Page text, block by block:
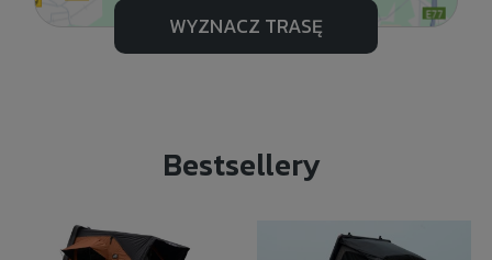
WYZNACZ TRASĘ
Bestsellery